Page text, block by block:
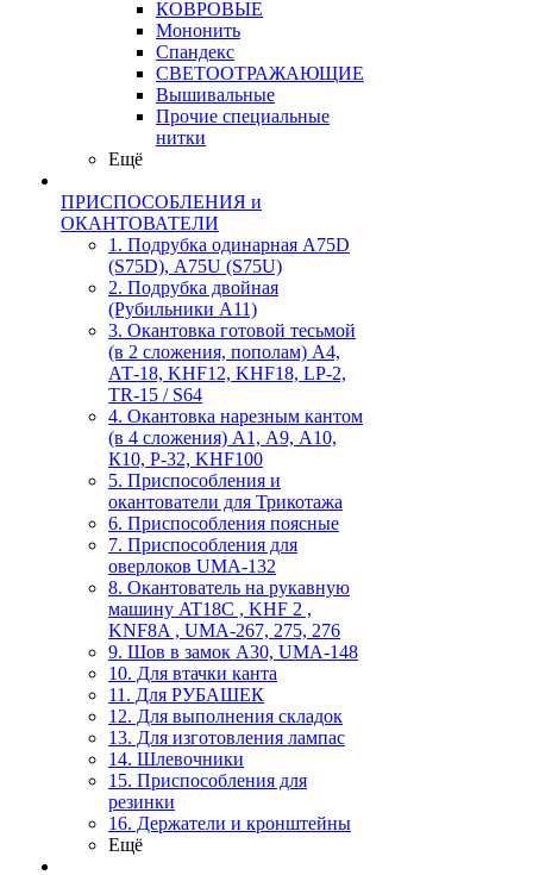
КОВРОВЫЕ
Мононить
Спандекс
СВЕТООТРАЖАЮЩИЕ
Вышивальные
Прочие специальные
нитки
Ещё
ПРИСПОСОБЛЕНИЯ и
ОКАНТОВАТЕЛИ
1. Подрубка одинарная А75D
(S75D), А75U (S75U)
2. Подрубка двойная
(Рубильники А11)
3. Окантовка готовой тесьмой
(в 2 сложения, пополам) А4,
АТ-18, KHF12, KHF18, LP-2,
TR-15 / S64
4. Окантовка нарезным кантом
(в 4 сложения) А1, А9, А10,
К10, Р-32, KHF100
5. Приспособления и
окантователи для Трикотажа
6. Приспособления поясные
7. Приспособления для
оверлоков UMA-132
8. Окантователь на рукавную
машину AT18C , KHF 2 ,
KNF8A , UMA-267, 275, 276
9. Шов в замок А30, UMA-148
10. Для втачки канта
11. Для РУБАШЕК
12. Для выполнения складок
13. Для изготовления лампас
14. Шлевочники
15. Приспособления для
резинки
16. Держатели и кронштейны
Ещё